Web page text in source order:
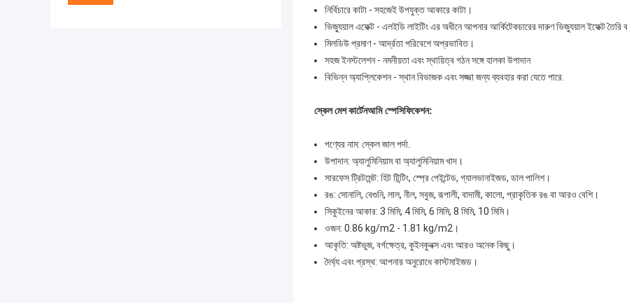
নির্বিচারে কাটা - সহজেই উপযুক্ত আকারে কাটা।
ভিজ্যুয়াল এফেক্ট - এলইডি লাইটিং এর অধীনে আপনার আর্কিটেকচারের দারুণ ভিজ্যুয়াল ইফেক্ট
মিলডিউ প্রমাণ - আর্দ্রতা পরিবেশে অপ্রভাবিত।
সহজ ইনস্টলেশন - নমনীয়তা এবং স্থায়িত্ব গঠন সঙ্গে হালকা উপাদান
বিভিন্ন অ্যাপ্লিকেশন - স্থান বিভাজক এবং সজ্জা জন্য ব্যবহার করা যেতে পারে.
স্কেল মেশ কার্টেনআমি স্পেসিফিকেশন:
পণ্যের নাম: স্কেল জাল পর্দা.
উপাদান: অ্যালুমিনিয়াম বা অ্যালুমিনিয়াম খাদ।
সারফেস ট্রিটমেন্ট: হিট টিন্টিং, স্প্রে পেইন্টেড, গ্যালভানাইজড, ডাল পালিশ।
রঙ: সোনালি, বেগুনি, লাল, নীল, সবুজ, রূপালী, বাদামী, কালো, প্রাকৃতিক রঙ বা আরও বেশি।
সিকুইনের আকার: 3 মিমি, 4 মিমি, 6 মিমি, 8 মিমি, 10 মিমি।
ওজন: 0.86 kg/m2 - 1.81 kg/m2।
আকৃতি: অষ্টভুজ, বর্গক্ষেত্র, কুইনকুনক্স এবং আরও অনেক কিছু।
দৈর্ঘ্য এবং প্রস্থ: আপনার অনুরোধে কাস্টমাইজড।